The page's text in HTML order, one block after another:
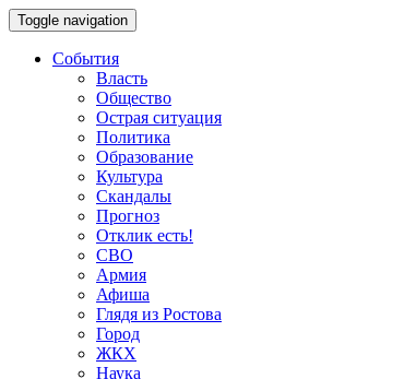
Toggle navigation
События
Власть
Общество
Острая ситуация
Политика
Образование
Культура
Скандалы
Прогноз
Отклик есть!
СВО
Армия
Афиша
Глядя из Ростова
Город
ЖКХ
Наука